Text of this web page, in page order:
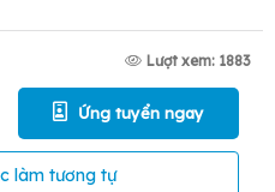
Lượt xem: 1883
Ứng tuyển ngay
làm tương tự